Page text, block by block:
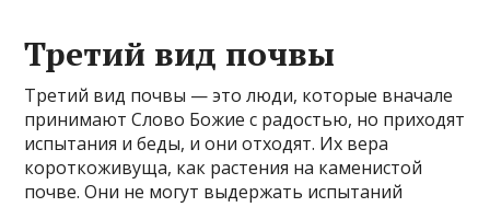
Третий вид почвы
Третий вид почвы — это люди, которые вначале
принимают Слово Божие с радостью, но приходят
испытания и беды, и они отходят. Их вера
короткоживуща, как растения на каменистой
почве. Они не могут выдержать испытаний